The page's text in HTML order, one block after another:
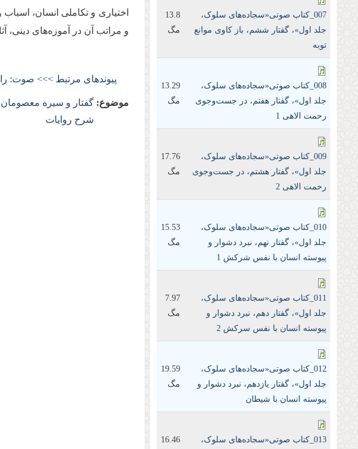
007_کتاب صوتی«سجاده‌های سلوک،
جلد اول»، گفتار ششم، باز کاوی موانع
توبه
13.8
مگ
008_کتاب صوتی«سجاده‌های سلوک،
جلد اول»، گفتار هفتم، در جست‌و‌جوی
رحمت الاهی 1
13.29
مگ
009_کتاب صوتی«سجاده‌های سلوک،
جلد اول»، گفتار هشتم، در جست‌و‌جوی
رحمت الاهی 2
17.76
مگ
010_کتاب صوتی«سجاده‌های سلوک،
جلد اول»، گفتار نهم، نبرد دشوار و
پیوسته انسان با نفس شرکش 1
15.53
مگ
011_کتاب صوتی«سجاده‌های سلوک،
جلد اول»، گفتار دهم، نبرد دشوار و
پیوسته انسان با نفس سرکش 2
7.97
مگ
012_کتاب صوتی«سجاده‌های سلوک،
جلد اول»، گفتار یازدهم، نبرد دشوار و
پیوسته انسان با شیطان
19.59
مگ
013_کتاب صوتی«سجاده‌های سلوک،
16.46
اختیاری و تکاملی انسان،
و مراتب آن در آموزه‌های دینی،
پیوندهای مرتبط >>> صوت:
موضوع:گفتار و سیره معصومان
شرح روایات